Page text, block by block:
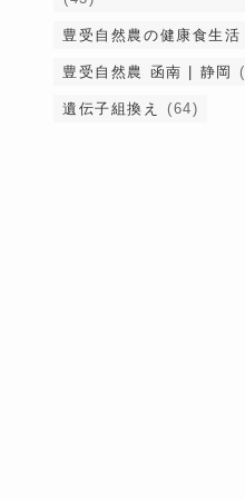
豊受自然農の健康食生活
豊受自然農 函南 | 静岡
遺伝子組換え (64)